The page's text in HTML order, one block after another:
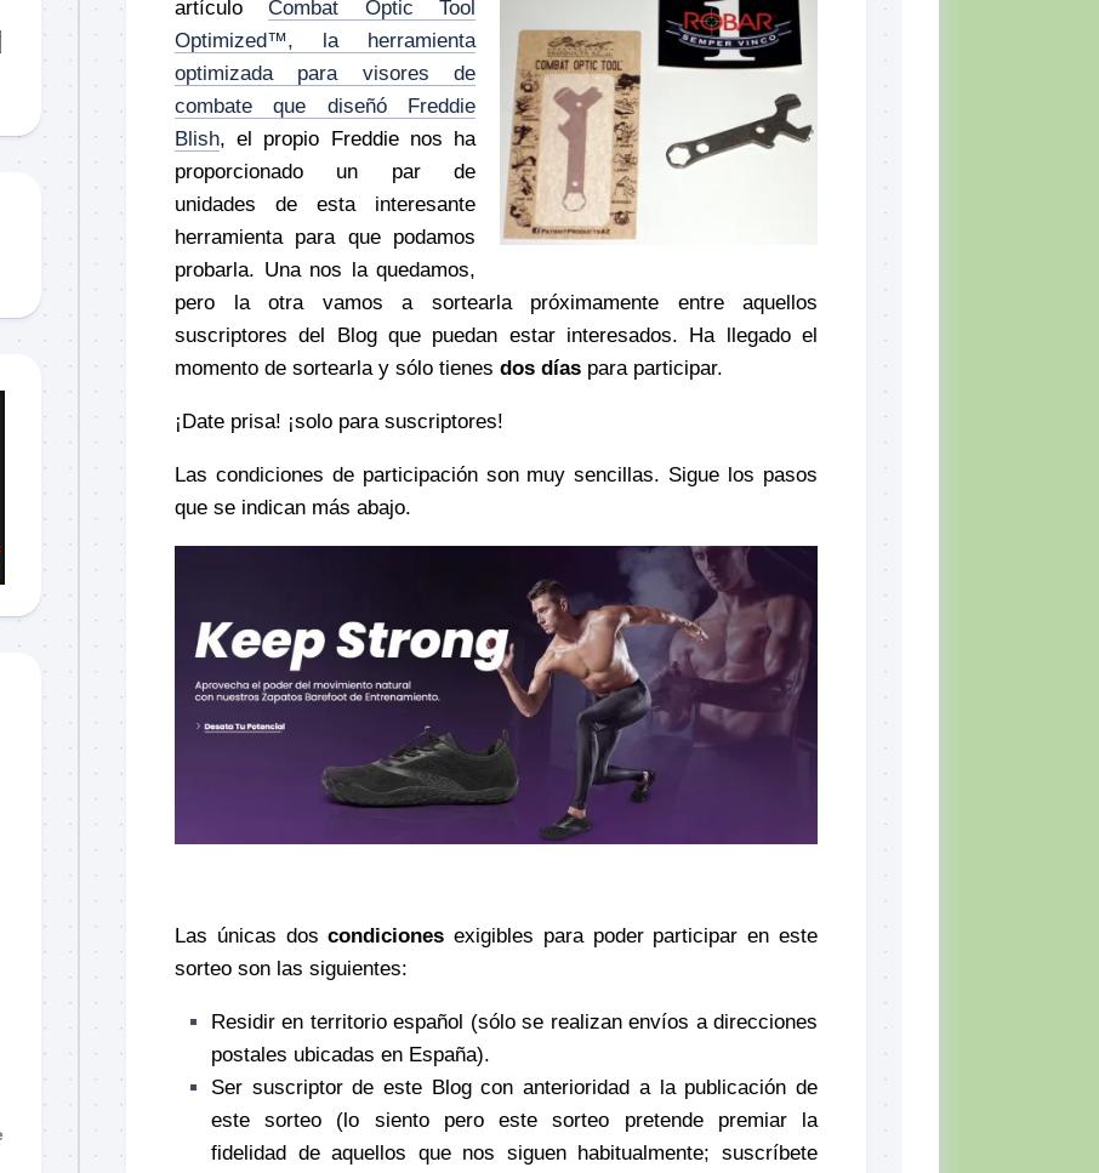
didáctico
Skill
Set,
por
El
Momento
Defensa
Táctica
Sorteos
TCCC
CQB
artículoCombat Optic Tool
Optimized™, la herramienta
optimizada para visores de
combate que diseñó Freddie
Blish, el propio Freddie nos ha
proporcionado un par de
unidades de esta interesante
herramienta para que podamos
probarla. Una nos la quedamos,
pero la otra vamos a sortearla próximamente entre aquellos
suscriptores del Blog que puedan estar interesados. Ha llegado el
momento de sortearla y sólo tienes dos días para participar.
¡Date prisa! ¡solo para suscriptores!
Las condiciones de participación son muy sencillas. Sigue los pasos
que se indican más abajo.
Las únicas doscondiciones exigibles para poder participar en este
sorteo son las siguientes:
Residir en territorio español (sólo se realizan envíos a direcciones
postales ubicadas en España).
Ser suscriptor de este Blog con anterioridad a la publicación de
este sorteo (lo siento pero este sorteo pretende premiar la
fidelidad de aquellos que nos siguen habitualmente; suscríbete